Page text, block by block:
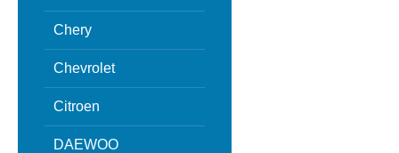
Chery
Chevrolet
Citroen
DAEWOO